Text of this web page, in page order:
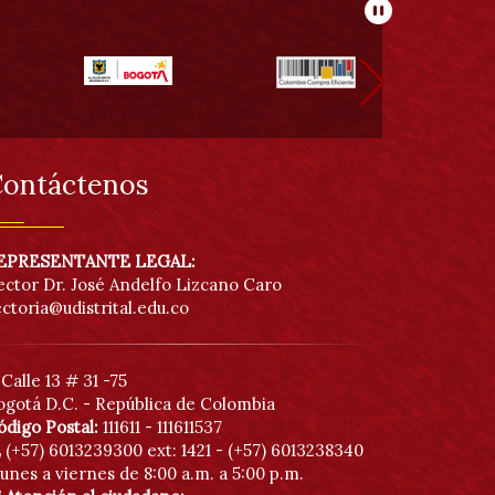
LEGAL:
Dr. José Andelfo Lizcano Caro
13 # 31 -75
D.C. - República de Colombia
Postal: 111611 - 111611537
(+57) 6013239300 ext: 1421 - (+57) 6013238340
a viernes de 8:00 a.m. a 5:00 p.m.